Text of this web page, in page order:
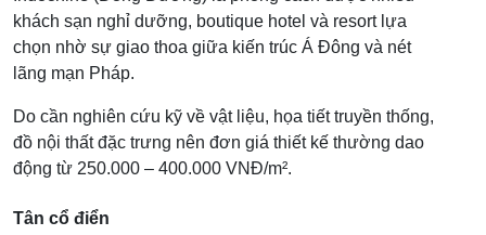
khách sạn nghỉ dưỡng, boutique hotel và resort lựa
chọn nhờ sự giao thoa giữa kiến trúc Á Đông và nét
lãng mạn Pháp.
Do cần nghiên cứu kỹ về vật liệu, họa tiết truyền thống,
đồ nội thất đặc trưng nên đơn giá thiết kế thường dao
động từ 250.000 – 400.000 VNĐ/m².
Tân cổ điển